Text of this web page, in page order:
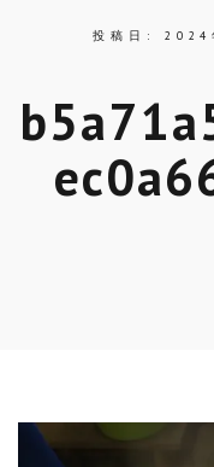
投稿日: 2024